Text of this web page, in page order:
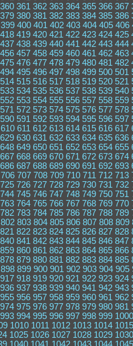
360 361 362 363 364 365 366 367
379 380 381 382 383 384 385 386
399 400 401 402 403 404 405 406
418 419 420 421 422 423 424 425
437 438 439 440 441 442 443 444
456 457 458 459 460 461 462 463
475 476 477 478 479 480 481 482
494 495 496 497 498 499 500 501
514 515 516 517 518 519 520 521
533 534 535 536 537 538 539 540
552 553 554 555 556 557 558 559
571 572 573 574 575 576 577 578
590 591 592 593 594 595 596 597
610 611 612 613 614 615 616 617
629 630 631 632 633 634 635 636
648 649 650 651 652 653 654 655
667 668 669 670 671 672 673 674
686 687 688 689 690 691 692 693
706 707 708 709 710 711 712 713
725 726 727 728 729 730 731 732
744 745 746 747 748 749 750 751
763 764 765 766 767 768 769 770
782 783 784 785 786 787 788 789
802 803 804 805 806 807 808 809
821 822 823 824 825 826 827 828
840 841 842 843 844 845 846 847
859 860 861 862 863 864 865 866
878 879 880 881 882 883 884 885
898 899 900 901 902 903 904 905
917 918 919 920 921 922 923 924
936 937 938 939 940 941 942 943
955 956 957 958 959 960 961 962
974 975 976 977 978 979 980 981
993 994 995 996 997 998 999 1000
1010 1011 1012 1013 1014 1015
1025 1026 1027 1028 1029 1030
1040 1041 1042 1043 1044 1045